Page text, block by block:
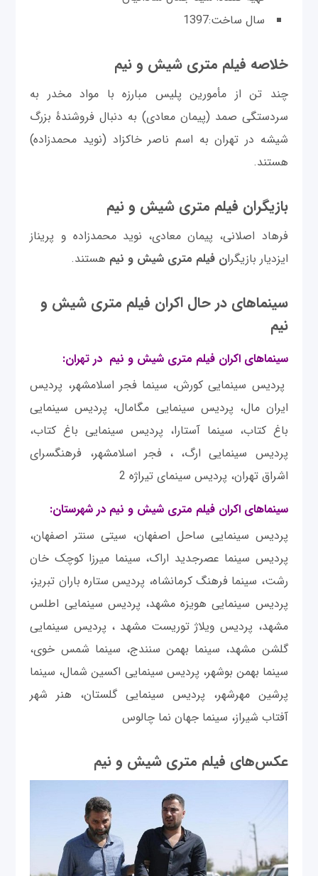
سال ساخت:1397
خلاصه فیلم متری شیش و نیم
چند تن از مأمورین پلیس مبارزه با مواد مخدر به
سردستگی صمد (پیمان معادی) به دنبال فروشندهٔ بزرگ
شیشه در تهران به اسم ناصر خاکزاد (نوید محمدزاده)
هستند.
بازیگران فیلم متری شیش و نیم
فرهاد اصلانی، پیمان معادی، نوید محمدزاده و پریناز
ایزدیار بازیگران فیلم متری شیش و نیم هستند.
سینماهای در حال اکران فیلم متری شیش و
نیم
سینماهای اکران فیلم متری شیش و نیم در تهران:
پردیس سینمایی کورش، سینما فجر اسلامشهر، پردیس
ایران مال، پردیس سینمایی مگامال، پردیس سینمایی
باغ کتاب، سینما آستارا، پردیس سینمایی باغ کتاب،
پردیس سینمایی ارگ، ، فجر اسلامشهر، فرهنگسرای
اشراق تهران، پردیس سینمای تیراژه 2
سینماهای اکران فیلم متری شیش و نیم در شهرستان:
پردیس سینمایی ساحل اصفهان، سیتی سنتر اصفهان،
پردیس سینما عصرجدید اراک، سینما میرزا کوچک خان
رشت، سینما فرهنگ کرمانشاه، پردیس ستاره باران تبریز،
پردیس سینمایی هویزه مشهد، پردیس سینمایی اطلس
مشهد، پردیس ویلاژ توریست مشهد ، پردیس سینمایی
گلشن مشهد، سینما بهمن سنندج، سینما شمس خوی،
سینما بهمن بوشهر، پردیس سینمایی اکسین شمال، سینما
پرشین مهرشهر، پردیس سینمایی گلستان، هنر شهر
آفتاب شیراز، سینما جهان نما چالوس
عکس‌های فیلم متری شیش و نیم